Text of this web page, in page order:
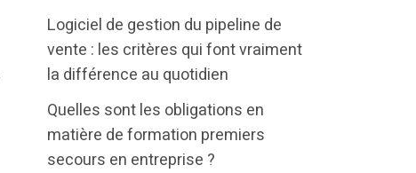
t
t
e
b
o
k
e
d
i
n
Logiciel de gestion du pipeline de
vente : les critères qui font vraiment
la différence au quotidien
Quelles sont les obligations en
matière de formation premiers
secours en entreprise ?